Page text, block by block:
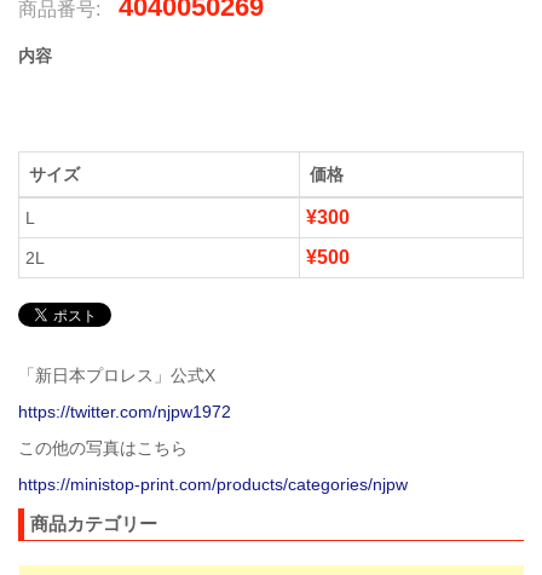
商品番号: 4040050269
内容
サイズ 価格
L ¥300
2L ¥500
「新日本プロレス」公式X
https://twitter.com/njpw1972
この他の写真はこちら
https://ministop-print.com/products/categories/njpw
商品カテゴリー